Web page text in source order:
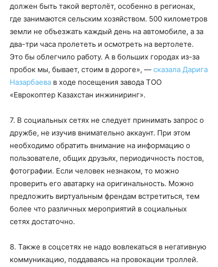
должен быть такой вертолёт, особенно в регионах,
где занимаются сельским хозяйством. 500 километров
земли не объезжать каждый день на автомобиле, а за
два-три часа пролететь и осмотреть на вертолете.
Это бы облегчило работу. А в больших городах из-за
пробок мы, бывает, стоим в дороге», — сказала Дарига
Назарбаева в ходе посещения завода ТОО
«Еврокоптер Казахстан инжиниринг».
7. В социальных сетях не следует принимать запрос о
дружбе, не изучив внимательно аккаунт. При этом
необходимо обратить внимание на информацию о
пользователе, общих друзьях, периодичность постов,
фотографии. Если человек незнаком, то можно
проверить его аватарку на оригинальность. Можно
предложить виртуальным френдам встретиться, тем
более что различных мероприятий в социальных
сетях достаточно.
8. Также в соцсетях не надо вовлекаться в негативную
коммуникацию, поддаваясь на провокации троллей.